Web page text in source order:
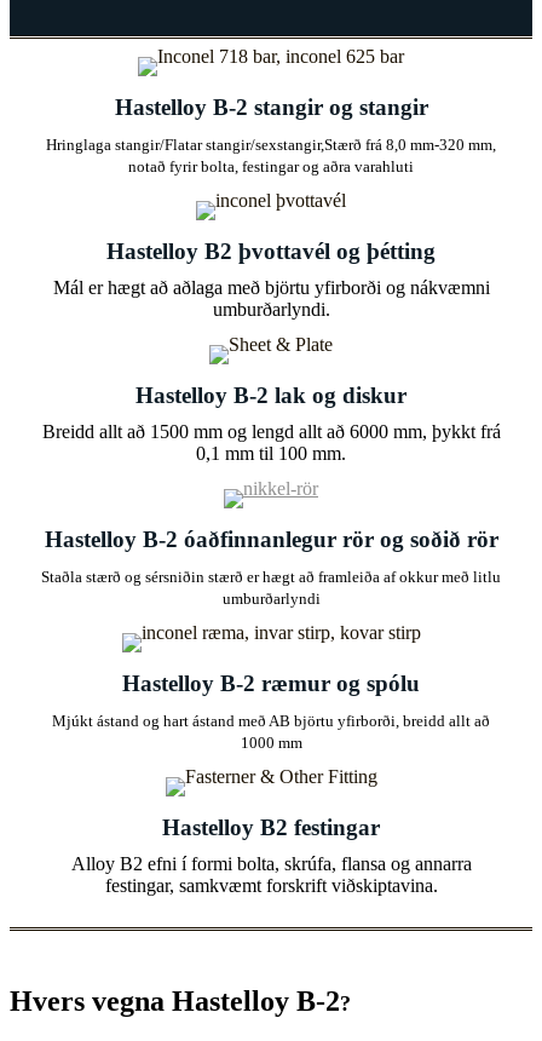
Hastelloy B-2 stangir og stangir
Hringlaga stangir/Flatar stangir/sexstangir,Stærð frá 8,0 mm-320 mm,
notað fyrir bolta, festingar og aðra varahluti
Hastelloy B2 þvottavél og þétting
Mál er hægt að aðlaga með björtu yfirborði og nákvæmni
umburðarlyndi.
Hastelloy B-2 lak og diskur
Breidd allt að 1500 mm og lengd allt að 6000 mm, þykkt frá
0,1 mm til 100 mm.
Hastelloy B-2 óaðfinnanlegur rör og soðið rör
Staðla stærð og sérsniðin stærð er hægt að framleiða af okkur með litlu
umburðarlyndi
Hastelloy B-2 ræmur og spólu
Mjúkt ástand og hart ástand með AB björtu yfirborði, breidd allt að
1000 mm
Hastelloy B2 festingar
Alloy B2 efni í formi bolta, skrúfa, flansa og annarra
festingar, samkvæmt forskrift viðskiptavina.
Hvers vegna Hastelloy B-2?